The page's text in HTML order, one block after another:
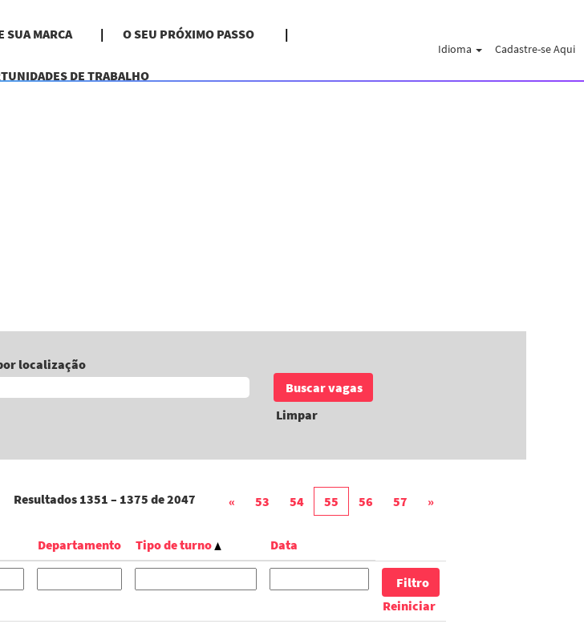
SUA MARCA O SEU PRÓXIMO PASSO
DE TRABALHO
Idioma Cadastre-se Aqui
localização
Limpar
Resultados 1351 – 1375 de2047 « 53 54 55 56 57 »
Departamento Tipo de turno Data
Reiniciar